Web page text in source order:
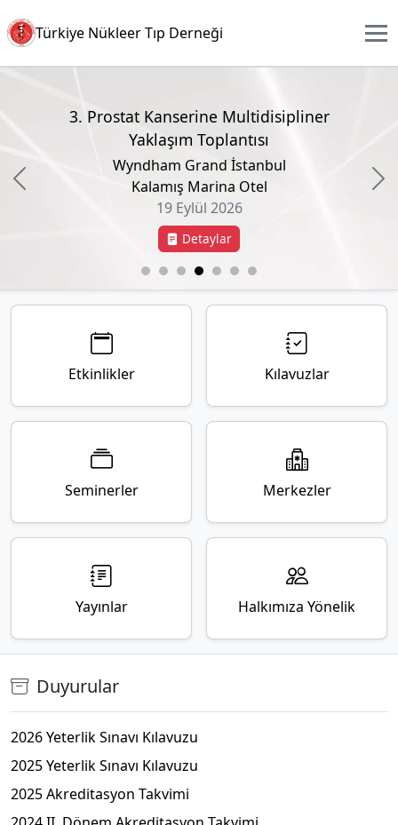
Türkiye Nükleer Tıp Derneği
3. Prostat Kanserine Multidisipliner
Yaklaşım Toplantısı
Wyndham Grand İstanbul
Kalamış Marina Otel
19 Eylül 2026
Detaylar
Önceki
Etkinlikler Kılavuzlar
Seminerler Merkezler
Yayınlar Halkımıza Yönelik
Duyurular
2026 Yeterlik Sınavı Kılavuzu
2025 Yeterlik Sınavı Kılavuzu
2025 Akreditasyon Takvimi